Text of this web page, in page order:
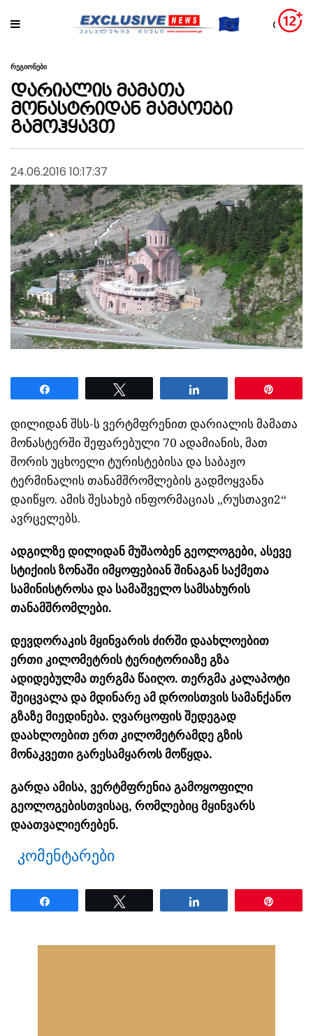
რეგიონები
დარიალის მამათა
მონასტრიდან მამაოები
გამოჰყავთ
24.06.2016 10:17:37
დილიდან შსს-ს ვერტმფრენით დარიალის მამათა
მონასტერში შეფარებული 70 ადამიანის, მათ
შორის უცხოელი ტურისტებისა და საბაჟო
ტერმინალის თანამშრომლების გადმოყვანა
დაიწყო. ამის შესახებ ინფორმაციას „რუსთავი2“
ავრცელებს.
ადგილზე დილიდან მუშაობენ გეოლოგები, ასევე
სტიქიის ზონაში იმყოფებიან შინაგან საქმეთა
სამინისტროსა და სამაშველო სამსახურის
თანამშრომლები.
დევდორაკის მყინვარის ძირში დაახლოებით
ერთი კილომეტრის ტერიტორიაზე გზა
ადიდებულმა თერგმა წაიღო. თერგმა კალაპოტი
შეიცვალა და მდინარე ამ დროისთვის სამანქანო
გზაზე მიედინება. ღვარცოფის შედეგად
დაახლოებით ერთ კილომეტრამდე გზის
მონაკვეთი გარესამყაროს მოწყდა.
გარდა ამისა, ვერტმფრენია გამოყოფილი
გეოლოგებისთვისაც, რომლებიც მყინვარს
დაათვალიერებენ.
კომენტარები